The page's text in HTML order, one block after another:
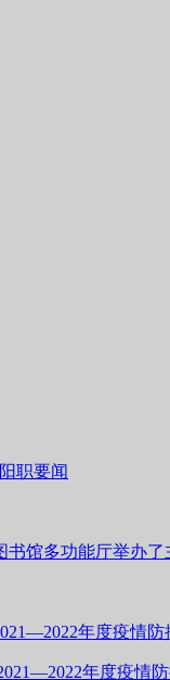
阳职要闻
书馆多功能厅举办
年度疫情
年度疫情